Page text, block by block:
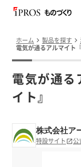
ホーム 製品を探す
電気が通るアルマイト
電気が通る
イト』
株式会社ア
特設サイト 公